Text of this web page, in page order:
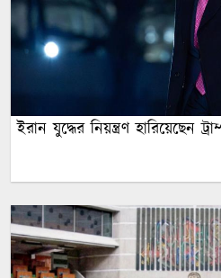
ইরান যুদ্ধের নিয়ন্ত্রণ হারিয়েছেন